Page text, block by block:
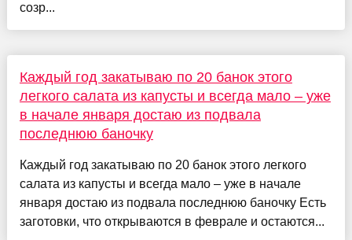
созр...
Каждый год закатываю по 20 банок этого
легкого салата из капусты и всегда мало – уже
в начале января достаю из подвала
последнюю баночку
Каждый год закатываю по 20 банок этого легкого
салата из капусты и всегда мало – уже в начале
января достаю из подвала последнюю баночку Есть
заготовки, что открываются в феврале и остаются...